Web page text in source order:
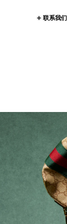
联系我们